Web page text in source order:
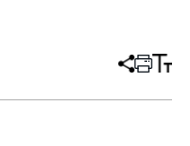
分
章
打 调
小